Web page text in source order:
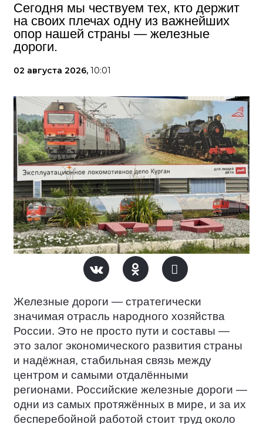
Сегодня мы чествуем тех, кто держит
на своих плечах одну из важнейших
опор нашей страны — железные
дороги.
02 августа 2026, 10:01
Железные дороги — стратегически
значимая отрасль народного хозяйства
России. Это не просто пути и составы —
это залог экономического развития страны
и надёжная, стабильная связь между
центром и самыми отдалёнными
регионами. Российские железные дороги —
одни из самых протяжённых в мире, и за их
бесперебойной работой стоит труд около